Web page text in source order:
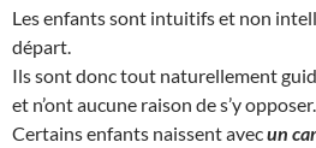
Les enfants sont intuitifs et non
départ.
Ils sont donc tout naturellement
et n’ont aucune raison de s’y opposer.
Certains enfants naissent avecun